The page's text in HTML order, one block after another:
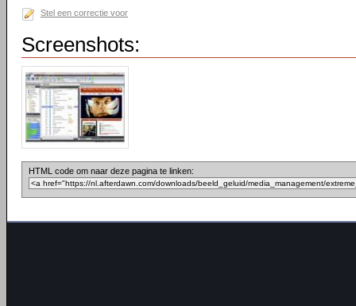
Stel een correctie voor
Screenshots:
HTML code om naar deze pagina te linken: